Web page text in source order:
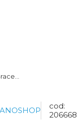
cod:
206668